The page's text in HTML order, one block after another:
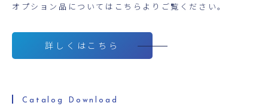
オプション品についてはこちらよりご覧ください。
詳しくはこちら